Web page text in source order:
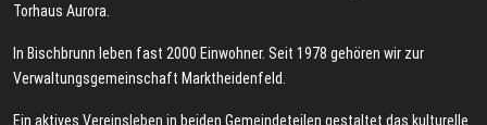
Torhaus Aurora.
In Bischbrunn leben fast 2000 Einwohner. Seit 1978 gehören wir zur
Verwaltungsgemeinschaft Marktheidenfeld.
Ein aktives Vereinsleben in beiden Gemeindeteilen gestaltet das kulturelle